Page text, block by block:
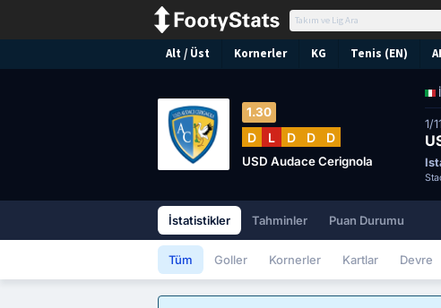
Alt / Üst Kornerler KG Tenis (EN)
1/
1.30
D L D D D
USD Audace Cerignola
İstatistikler Tahminler Puan Durumu
Tüm Goller Kornerler Kartlar Devre